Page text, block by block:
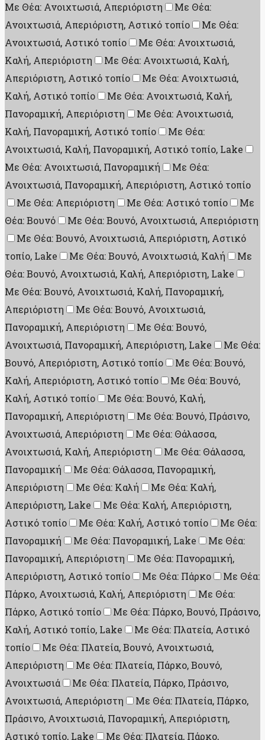
Με Θέα: Ανοιχτωσιά, Απεριόριστη
Με Θέα:
Ανοιχτωσιά, Απεριόριστη, Αστικό τοπίο
Με Θέα:
Ανοιχτωσιά, Αστικό τοπίο
Με Θέα: Ανοιχτωσιά,
Καλή, Απεριόριστη
Με Θέα: Ανοιχτωσιά, Καλή,
Απεριόριστη, Αστικό τοπίο
Με Θέα: Ανοιχτωσιά,
Καλή, Αστικό τοπίο
Με Θέα: Ανοιχτωσιά, Καλή,
Πανοραμική, Απεριόριστη
Με Θέα: Ανοιχτωσιά,
Καλή, Πανοραμική, Αστικό τοπίο
Με Θέα:
Ανοιχτωσιά, Καλή, Πανοραμική, Αστικό τοπίο, Lake
Με Θέα: Ανοιχτωσιά, Πανοραμική
Με Θέα:
Ανοιχτωσιά, Πανοραμική, Απεριόριστη, Αστικό τοπίο
Με Θέα: Απεριόριστη
Με Θέα: Αστικό τοπίο
Με
Θέα: Βουνό
Με Θέα: Βουνό, Ανοιχτωσιά, Απεριόριστη
Με Θέα: Βουνό, Ανοιχτωσιά, Απεριόριστη, Αστικό
τοπίο, Lake
Με Θέα: Βουνό, Ανοιχτωσιά, Καλή
Με
Θέα: Βουνό, Ανοιχτωσιά, Καλή, Απεριόριστη, Lake
Με Θέα: Βουνό, Ανοιχτωσιά, Καλή, Πανοραμική,
Απεριόριστη
Με Θέα: Βουνό, Ανοιχτωσιά,
Πανοραμική, Απεριόριστη
Με Θέα: Βουνό,
Ανοιχτωσιά, Πανοραμική, Απεριόριστη, Lake
Με Θέα:
Βουνό, Απεριόριστη, Αστικό τοπίο
Με Θέα: Βουνό,
Καλή, Απεριόριστη, Αστικό τοπίο
Με Θέα: Βουνό,
Καλή, Αστικό τοπίο
Με Θέα: Βουνό, Καλή,
Πανοραμική, Απεριόριστη
Με Θέα: Βουνό, Πράσινο,
Ανοιχτωσιά, Απεριόριστη
Με Θέα: Θάλασσα,
Ανοιχτωσιά, Καλή, Απεριόριστη
Με Θέα: Θάλασσα,
Πανοραμική
Με Θέα: Θάλασσα, Πανοραμική,
Απεριόριστη
Με Θέα: Καλή
Με Θέα: Καλή,
Απεριόριστη, Lake
Με Θέα: Καλή, Απεριόριστη,
Αστικό τοπίο
Με Θέα: Καλή, Αστικό τοπίο
Με Θέα:
Πανοραμική
Με Θέα: Πανοραμική, Lake
Με Θέα:
Πανοραμική, Απεριόριστη
Με Θέα: Πανοραμική,
Απεριόριστη, Αστικό τοπίο
Με Θέα: Πάρκο
Με Θέα:
Πάρκο, Ανοιχτωσιά, Καλή, Απεριόριστη
Με Θέα:
Πάρκο, Αστικό τοπίο
Με Θέα: Πάρκο, Βουνό, Πράσινο,
Καλή, Αστικό τοπίο, Lake
Με Θέα: Πλατεία, Αστικό
τοπίο
Με Θέα: Πλατεία, Βουνό, Ανοιχτωσιά,
Απεριόριστη
Με Θέα: Πλατεία, Πάρκο, Βουνό,
Ανοιχτωσιά
Με Θέα: Πλατεία, Πάρκο, Πράσινο,
Ανοιχτωσιά, Απεριόριστη
Με Θέα: Πλατεία, Πάρκο,
Πράσινο, Ανοιχτωσιά, Πανοραμική, Απεριόριστη,
Αστικό τοπίο, Lake
Με Θέα: Πλατεία, Πάρκο,